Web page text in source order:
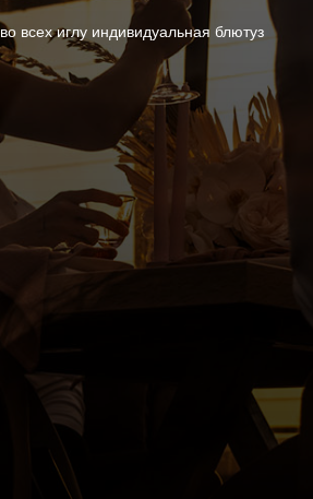
во всех иглу индивидуальная блютуз